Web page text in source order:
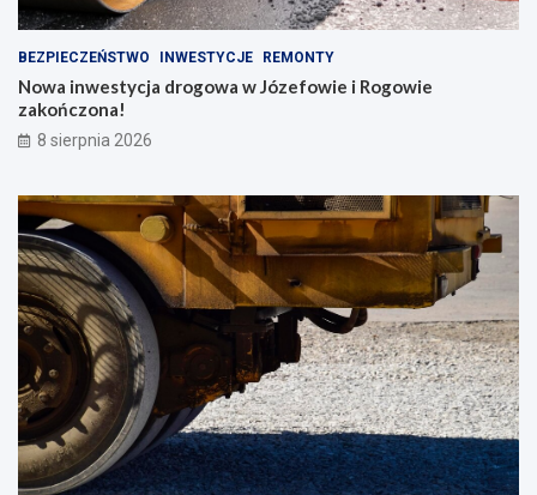
BEZPIECZEŃSTWO INWESTYCJE REMONTY
Nowa inwestycja drogowa w Józefowie i Rogowie
zakończona!
8 sierpnia 2026